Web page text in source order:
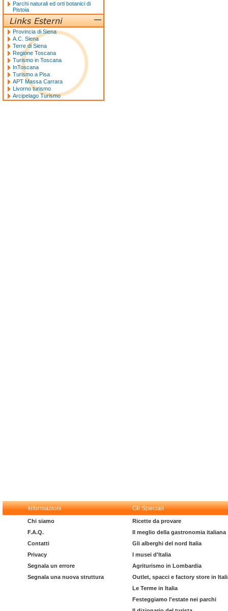
Parchi naturali ed orti botanici di
Pistoia
Provincia di Siena
A.C. Siena
Terre di Siena
Regione Toscana
Turismo in Toscana
InToscana
Turismo a Pisa
APT Massa Carrara
Livorno turismo
Arcipelago Turismo
Informazioni Gli Speciali
Chi siamo
F.A.Q.
Contatti
Privacy
Segnala un errore
Segnala una nuova struttura
Ricette da provare
Il meglio della gastronomia italiana
Gli alberghi del nord Italia
I musei d'Italia
Agriturismo in Lombardia
Outlet, spacci e factory store in
Le Terme in Italia
Festeggiamo l'estate nei parchi